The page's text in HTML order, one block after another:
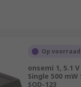
Op voorraad
onsemi 1, 5.1
Single 500
SOD-123